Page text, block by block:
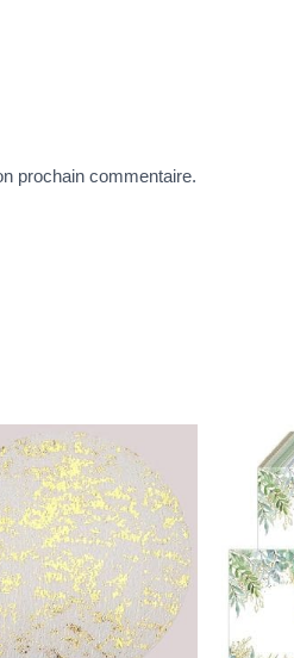
prochain commentaire.